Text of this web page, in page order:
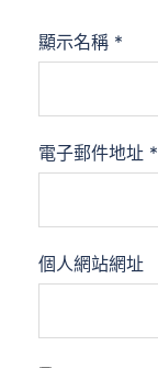
顯示名稱 *
電子郵件地址 *
個人網站網址